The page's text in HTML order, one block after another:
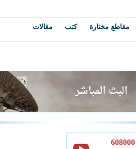
مقاطع مختارة كتب مقالات
608000